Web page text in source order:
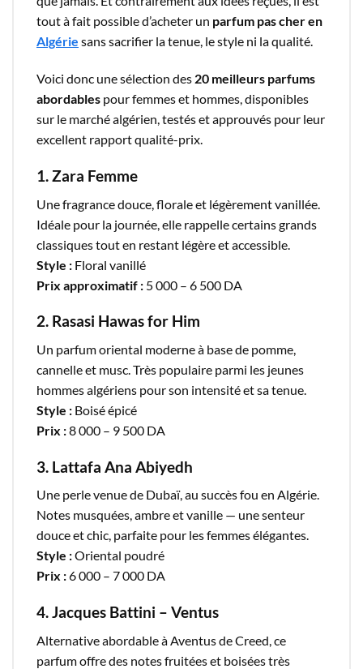
tout à fait possible d’acheter un parfum pas cher en
Algérie sans sacrifier la tenue, le style ni la qualité.
Voici donc une sélection des 20 meilleurs parfums
abordables pour femmes et hommes, disponibles
sur le marché algérien, testés et approuvés pour leur
excellent rapport qualité-prix.
1. Zara Femme
Une fragrance douce, florale et légèrement vanillée.
Idéale pour la journée, elle rappelle certains grands
classiques tout en restant légère et accessible.
Style : Floral vanillé
Prix approximatif : 5 000 – 6 500 DA
2. Rasasi Hawas for Him
Un parfum oriental moderne à base de pomme,
cannelle et musc. Très populaire parmi les jeunes
hommes algériens pour son intensité et sa tenue.
Style : Boisé épicé
Prix :8 000 – 9 500 DA
3. Lattafa Ana Abiyedh
Une perle venue de Dubaï, au succès fou en Algérie.
Notes musquées, ambre et vanille — une senteur
douce et chic, parfaite pour les femmes élégantes.
Style :Oriental poudré
Prix :6 000 – 7 000 DA
4. Jacques Battini – Ventus
Alternative abordable à Aventus de Creed, ce
parfum offre des notes fruitées et boisées très